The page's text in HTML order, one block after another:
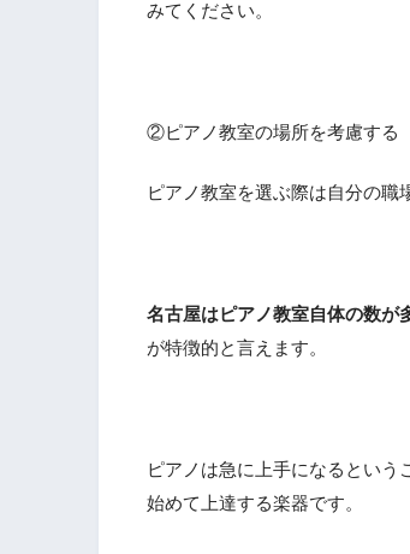
みてください。
②ピアノ教室の場所を考慮する
ピアノ教室を選ぶ際は自分の職
名古屋はピアノ教室自体の数が
が特徴的と言えます。
ピアノは急に上手になるという
始めて上達する楽器です。